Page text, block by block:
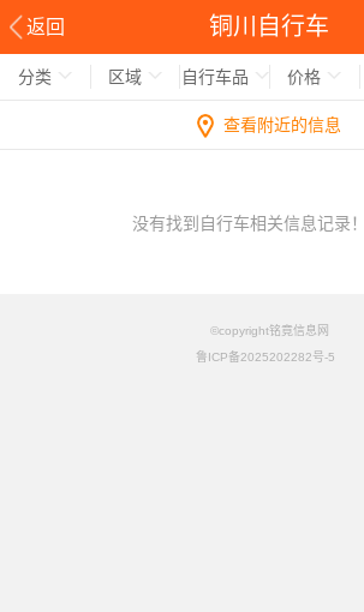
返回 铜川自行车
分类 区域 自行车品 价格
查看附近的信息
没有找到自行车相关信息记录！
©copyright铭竟信息网
鲁ICP备2025202282号-5